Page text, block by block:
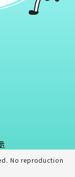
No reproduction